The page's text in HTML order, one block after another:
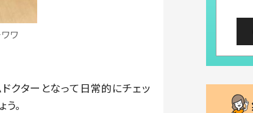
ワ
クターとなって日常的にチェッ
。